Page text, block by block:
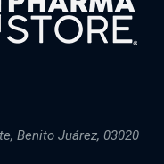
Benito Juárez, 03020